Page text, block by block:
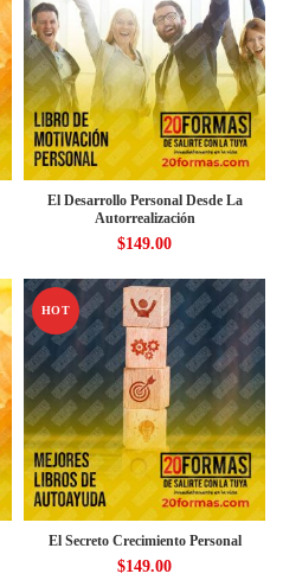
El Desarrollo Personal Desde La
Autorrealización
$149.00
HOT
El Secreto Crecimiento Personal
$149.00